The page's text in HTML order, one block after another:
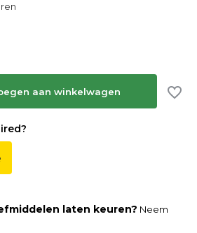
aan winkelwagen
laten keuren? Neem